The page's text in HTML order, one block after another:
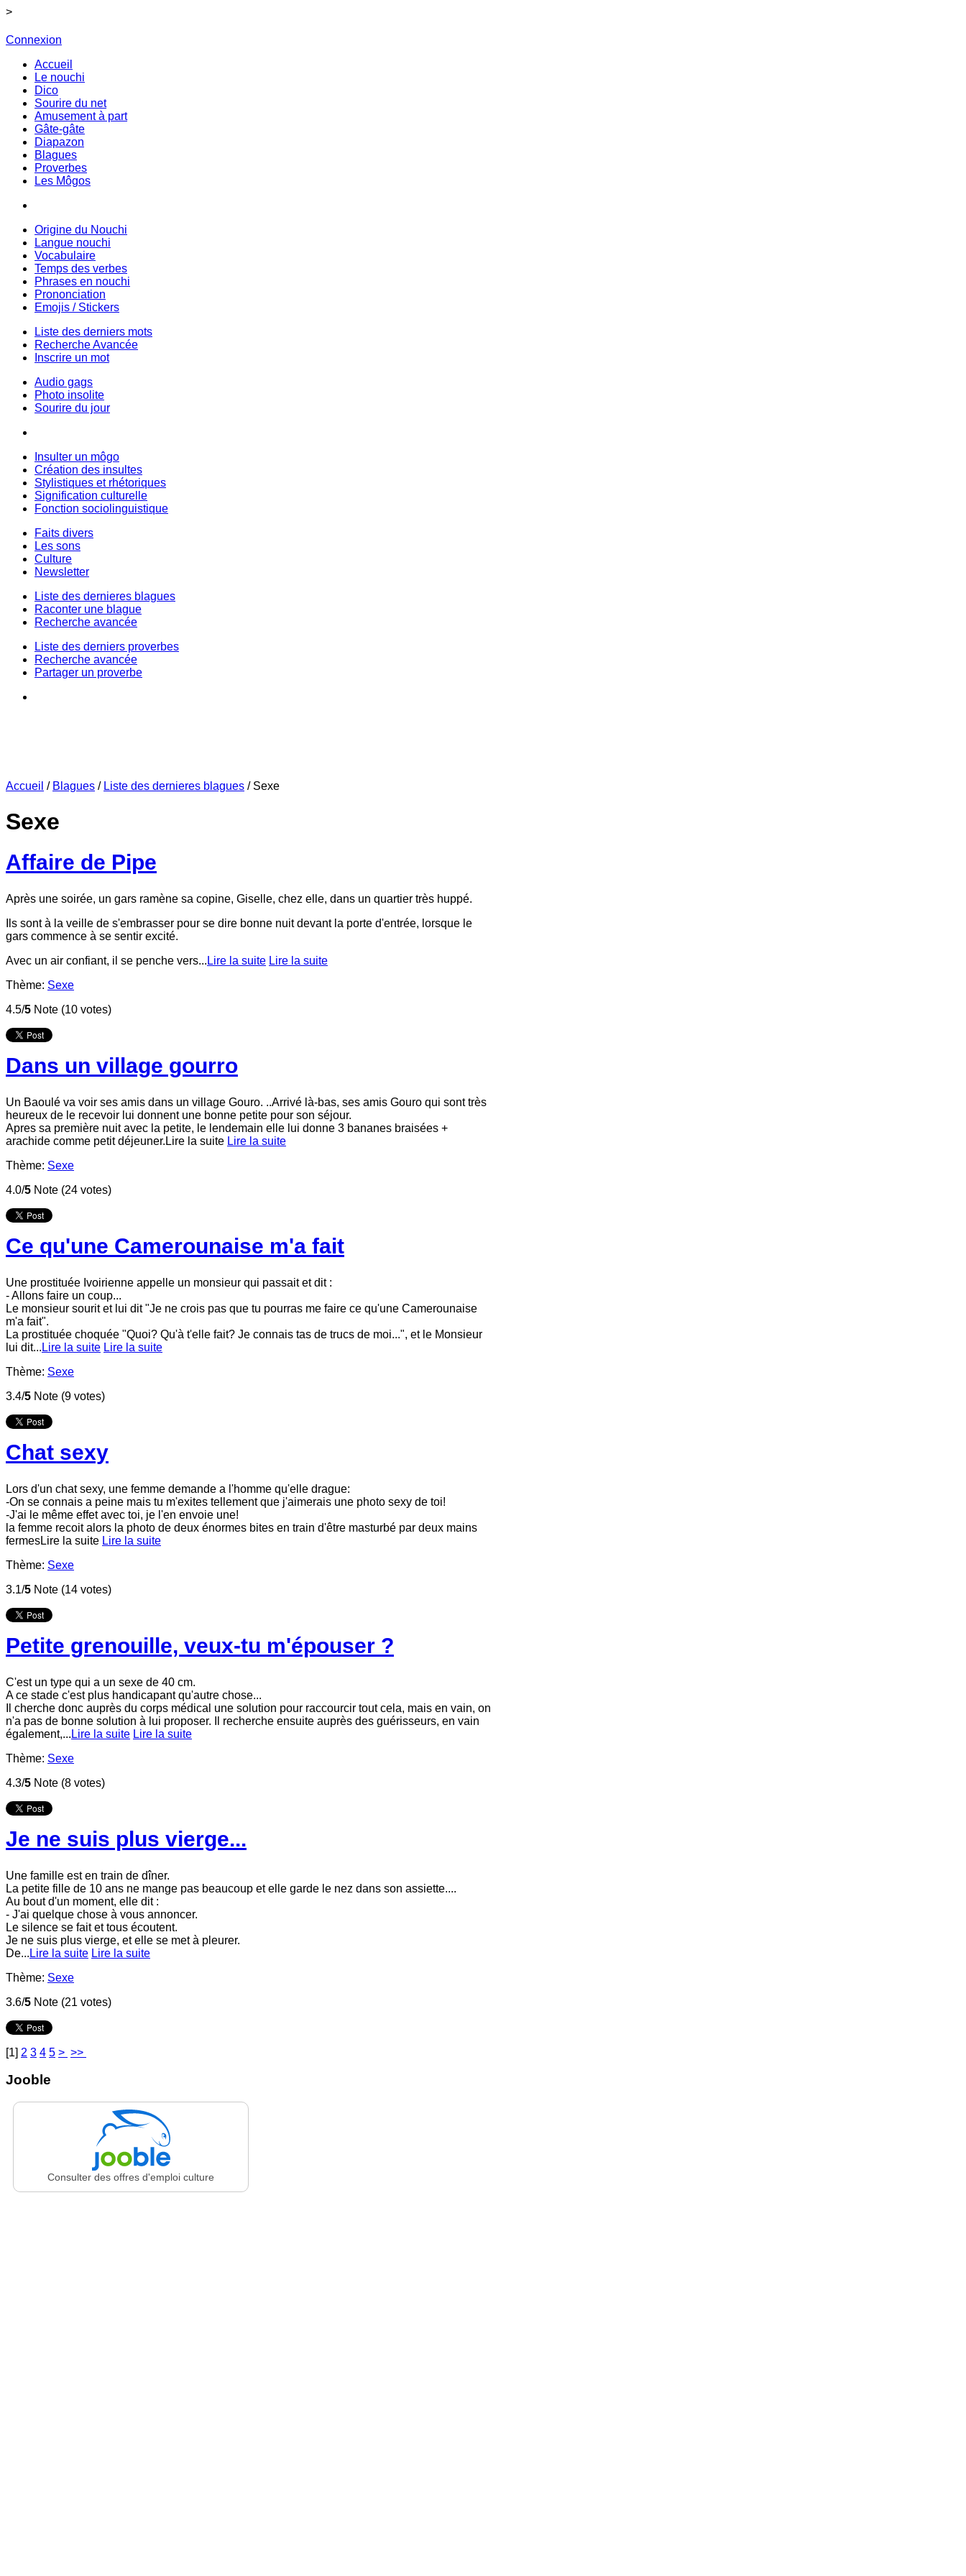
>
Connexion
Accueil
Le nouchi
Dico
Sourire du net
Amusement à part
Gâte-gâte
Diapazon
Blagues
Proverbes
Les Môgos
Origine du Nouchi
Langue nouchi
Vocabulaire
Temps des verbes
Phrases en nouchi
Prononciation
Emojis / Stickers
Liste des derniers mots
Recherche Avancée
Inscrire un mot
Audio gags
Photo insolite
Sourire du jour
Insulter un môgo
Création des insultes
Stylistiques et rhétoriques
Signification culturelle
Fonction sociolinguistique
Faits divers
Les sons
Culture
Newsletter
Liste des dernieres blagues
Raconter une blague
Recherche avancée
Liste des derniers proverbes
Recherche avancée
Partager un proverbe
Accueil / Blagues / Liste des dernieres blagues / Sexe
Sexe
Affaire de Pipe
Après une soirée, un gars ramène sa copine, Giselle, chez elle, dans un quartier très huppé.
Ils sont à la veille de s'embrasser pour se dire bonne nuit devant la porte d'entrée, lorsque le
gars commence à se sentir excité.
Avec un air confiant, il se penche vers... Lire la suite Lire la suite
Thème: Sexe
4.5/5 Note (10 votes)
Dans un village gourro
Un Baoulé va voir ses amis dans un village Gouro. ..Arrivé là-bas, ses amis Gouro qui sont très
heureux de le recevoir lui donnent une bonne petite pour son séjour.
Apres sa première nuit avec la petite, le lendemain elle lui donne 3 bananes braisées +
arachide comme petit déjeuner. Lire la suite Lire la suite
Thème: Sexe
4.0/5 Note (24 votes)
Ce qu'une Camerounaise m'a fait
Une prostituée Ivoirienne appelle un monsieur qui passait et dit :
- Allons faire un coup...
Le monsieur sourit et lui dit "Je ne crois pas que tu pourras me faire ce qu'une Camerounaise
m'a fait".
La prostituée choquée "Quoi? Qu'à t'elle fait? Je connais tas de trucs de moi...", et le Monsieur
lui dit... Lire la suite Lire la suite
Thème: Sexe
3.4/5 Note (9 votes)
Chat sexy
Lors d'un chat sexy, une femme demande a l'homme qu'elle drague:
-On se connais a peine mais tu m'exites tellement que j'aimerais une photo sexy de toi!
-J'ai le même effet avec toi, je l'en envoie une!
la femme recoit alors la photo de deux énormes bites en train d'être masturbé par deux mains
fermesLire la suite Lire la suite
Thème: Sexe
3.1/5 Note (14 votes)
Petite grenouille, veux-tu m'épouser ?
C'est un type qui a un sexe de 40 cm.
A ce stade c'est plus handicapant qu'autre chose...
Il cherche donc auprès du corps médical une solution pour raccourcir tout cela, mais en vain, on
n'a pas de bonne solution à lui proposer. Il recherche ensuite auprès des guérisseurs, en vain
également,... Lire la suite Lire la suite
Thème: Sexe
4.3/5 Note (8 votes)
Je ne suis plus vierge...
Une famille est en train de dîner.
La petite fille de 10 ans ne mange pas beaucoup et elle garde le nez dans son assiette....
Au bout d'un moment, elle dit :
- J'ai quelque chose à vous annoncer.
Le silence se fait et tous écoutent.
Je ne suis plus vierge, et elle se met à pleurer.
De... Lire la suite Lire la suite
Thème: Sexe
3.6/5 Note (21 votes)
[1] 2 3 4 5 > >>
Jooble
Consulter des offres d'emploi culture